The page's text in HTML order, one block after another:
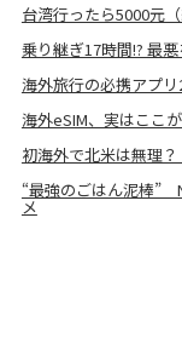
台湾行ったら5000元
乗り継ぎ17時間!? 最
海外旅行の必携アプ
海外eSIM、実はここ
初海外で北米は無理
“最強のごはん泥棒”
メ